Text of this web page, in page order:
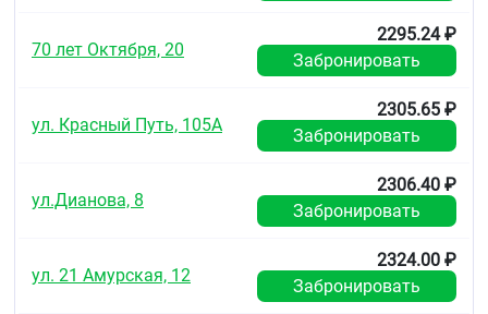
70 лет Октября, 20
2295.24 ₽
Забронировать
ул. Красный Путь, 105А
2305.65 ₽
Забронировать
ул.Дианова, 8
2306.40 ₽
Забронировать
ул. 21 Амурская, 12
2324.00 ₽
Забронировать